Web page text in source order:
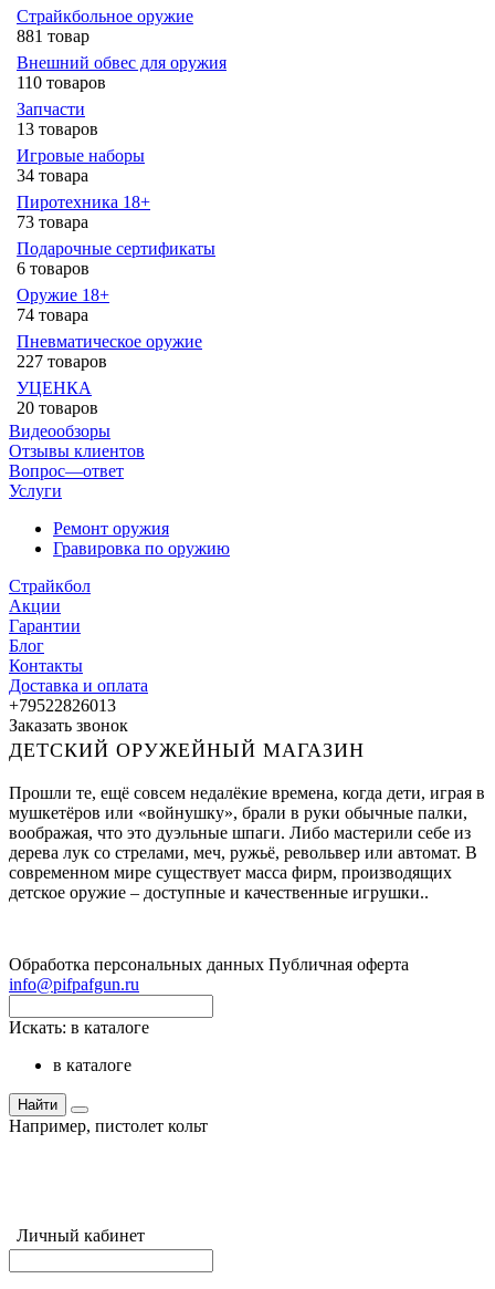
Страйкбольное оружие
881 товар
Внешний обвес для оружия
110 товаров
Запчасти
13 товаров
Игровые наборы
34 товара
Пиротехника 18+
73 товара
Подарочные сертификаты
6 товаров
Оружие 18+
74 товара
Пневматическое оружие
227 товаров
УЦЕНКА
20 товаров
Видеообзоры
Отзывы клиентов
Вопрос—ответ
Услуги
Ремонт оружия
Гравировка по оружию
Страйкбол
Акции
Гарантии
Блог
Контакты
Доставка и оплата
+79522826013
Заказать звонок
ДЕТСКИЙ ОРУЖЕЙНЫЙ МАГАЗИН
Прошли те, ещё совсем недалёкие времена, когда дети, играя в
мушкетёров или «войнушку», брали в руки обычные палки,
воображая, что это дуэльные шпаги. Либо мастерили себе из
дерева лук со стрелами, меч, ружьё, револьвер или автомат. В
современном мире существует масса фирм, производящих
детское оружие – доступные и качественные игрушки..
Обработка персональных данных Публичная оферта
info@pifpafgun.ru
Искать: в каталоге
в каталоге
Найти
Например, пистолет кольт
Личный кабинет